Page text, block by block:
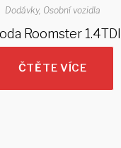
Dodávky Osobní vozidla
Roomster 1.4TDI
ČTĚTE VÍCE